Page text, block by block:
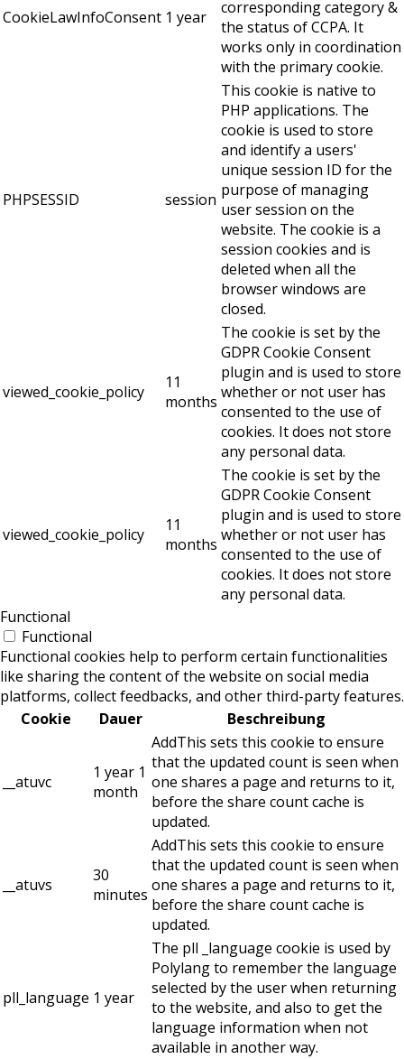
CookieLawInfoConsent 1 year
corresponding category &
the status of CCPA. It
works only in coordination
with the primary cookie.
PHPSESSID session
This cookie is native to
PHP applications. The
cookie is used to store
and identify a users'
unique session ID for the
purpose of managing
user session on the
website. The cookie is a
session cookies and is
deleted when all the
browser windows are
closed.
viewed_cookie_policy
11
months
The cookie is set by the
GDPR Cookie Consent
plugin and is used to store
whether or not user has
consented to the use of
cookies. It does not store
any personal data.
viewed_cookie_policy
11
months
The cookie is set by the
GDPR Cookie Consent
plugin and is used to store
whether or not user has
consented to the use of
cookies. It does not store
any personal data.
Functional
Functional
Functional cookies help to perform certain functionalities
like sharing the content of the website on social media
platforms, collect feedbacks, and other third-party features.
Cookie
Dauer Beschreibung
__atuvc
1 year 1
month
AddThis sets this cookie to ensure
that the updated count is seen when
one shares a page and returns to it,
before the share count cache is
updated.
__atuvs
30
minutes
AddThis sets this cookie to ensure
that the updated count is seen when
one shares a page and returns to it,
before the share count cache is
updated.
pll_language 1 year
The pll _language cookie is used by
Polylang to remember the language
selected by the user when returning
to the website, and also to get the
language information when not
available in another way.